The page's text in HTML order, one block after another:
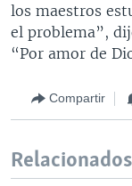
los maestros
el problema”,
“Por amor de
Compartir
Relacionados